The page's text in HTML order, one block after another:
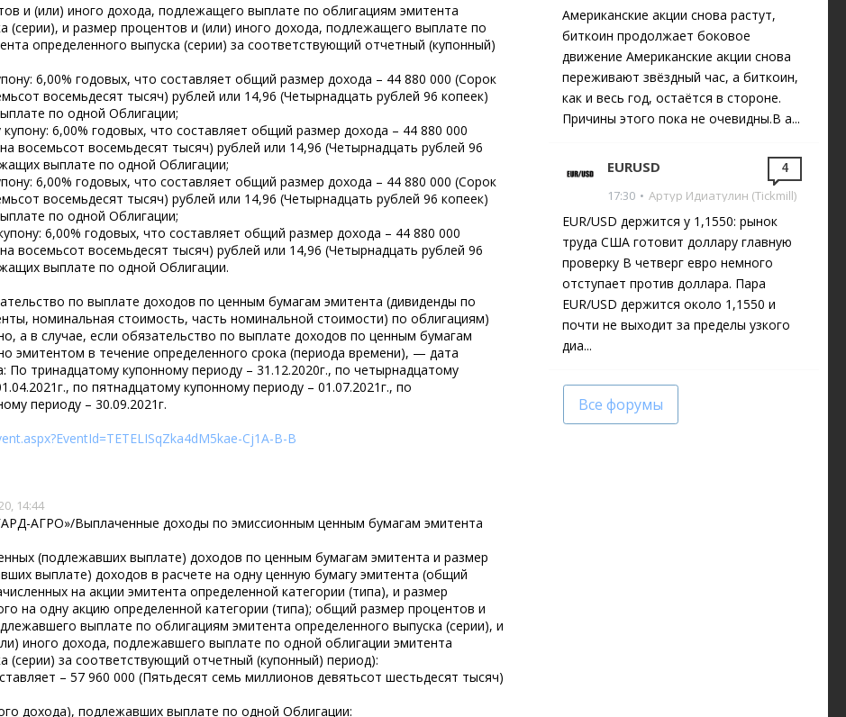
и (или) иного дохода, подлежащего выплате по облигациям эмитента
(серии), и размер процентов и (или) иного дохода, подлежащего выплате по
определенного выпуска (серии) за соответствующий отчетный (купонный)
6,00% годовых, что составляет общий размер дохода – 44 880 000 (Сорок
восемьдесят тысяч) рублей или 14,96 (Четырнадцать рублей 96 копеек)
по одной Облигации;
6,00% годовых, что составляет общий размер дохода – 44 880 000
восемьсот восемьдесят тысяч) рублей или 14,96 (Четырнадцать рублей 96
выплате по одной Облигации;
6,00% годовых, что составляет общий размер дохода – 44 880 000 (Сорок
восемьдесят тысяч) рублей или 14,96 (Четырнадцать рублей 96 копеек)
по одной Облигации;
6,00% годовых, что составляет общий размер дохода – 44 880 000
восемьсот восемьдесят тысяч) рублей или 14,96 (Четырнадцать рублей 96
выплате по одной Облигации.
по выплате доходов по ценным бумагам эмитента (дивиденды по
номинальная стоимость, часть номинальной стоимости) по облигациям)
а в случае, если обязательство по выплате доходов по ценным бумагам
эмитентом в течение определенного срока (периода времени), — дата
По тринадцатому купонному периоду – 31.12.2020г., по четырнадцатому
по пятнадцатому купонному периоду – 01.07.2021г., по
периоду – 30.09.2021г.
Cj1A-B-B
14:44
АГРО»/Выплаченные доходы по эмиссионным ценным бумагам эмитента
(подлежавших выплате) доходов по ценным бумагам эмитента и размер
выплате) доходов в расчете на одну ценную бумагу эмитента (общий
на акции эмитента определенной категории (типа), и размер
на одну акцию определенной категории (типа); общий размер процентов и
выплате по облигациям эмитента определенного выпуска (серии), и
иного дохода, подлежавшего выплате по одной облигации эмитента
(серии) за соответствующий отчетный (купонный) период):
– 57 960 000 (Пятьдесят семь миллионов девятьсот шестьдесят тысяч)
дохода), подлежавших выплате по одной Облигации:
Американские акции снова растут,
биткоин продолжает боковое
движение Американские акции снова
переживают звёздный час, а биткоин,
как и весь год, остаётся в стороне.
Причины этого пока не очевидны.В а...
EURUSD
17:30 • Артур Идиатулин (Tickmill)
EUR/USD держится у 1,1550: рынок
труда США готовит доллару главную
проверку В четверг евро немного
отступает против доллара. Пара
EUR/USD держится около 1,1550 и
почти не выходит за пределы узкого
диа...
4
Все форумы